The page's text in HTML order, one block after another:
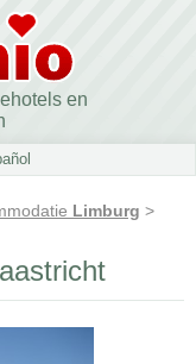
en
Limburg >